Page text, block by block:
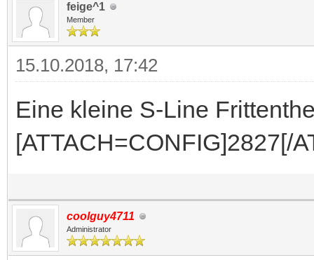
feige^1
Member
15.10.2018, 17:42
Eine kleine S-Line
[ATTACH=CONFIG]2827[/
coolguy4711
Administrator